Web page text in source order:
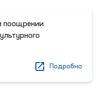
поощрении
Подробно